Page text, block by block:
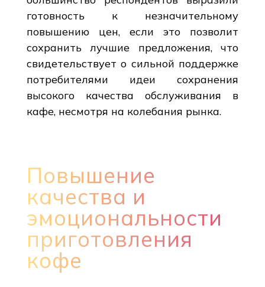
готовность к незначительному
повышению цен, если это позволит
сохранить лучшие предложения, что
свидетельствует о сильной поддержке
потребителями идеи сохранения
высокого качества обслуживания в
кафе, несмотря на колебания рынка.
Повышение
качества и
эмоциональности
приготовления
кофе